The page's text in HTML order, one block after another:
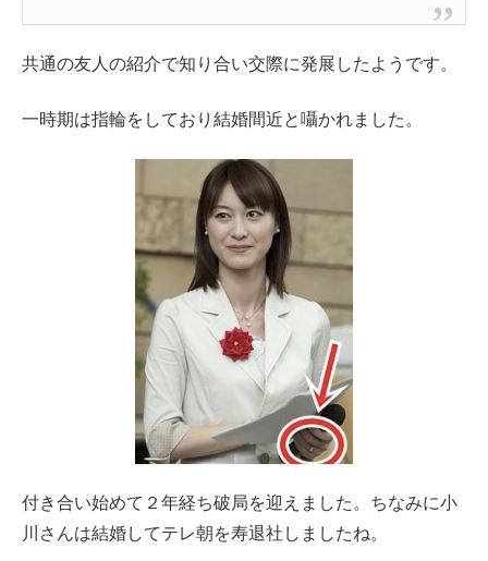
共通の友人の紹介で知り合い交際に発展したようです。
一時期は指輪をしており結婚間近と囁かれました。
付き合い始めて２年経ち破局を迎えました。ちなみに小
川さんは結婚してテレ朝を寿退社しましたね。